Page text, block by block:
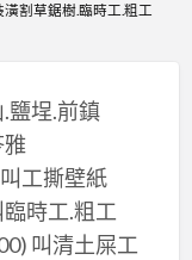
割草鋸樹.臨時工.粗工
鹽埕.前鎮
雅
工撕壁紙
時工.粗工
叫清土屎工